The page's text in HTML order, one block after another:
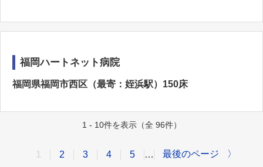
福岡ハートネット病院
福岡県福岡市西区（最寄：姪浜駅）150床
1 - 10件を表示（全 96件）
2 3 4 5 … 最後のページ 〉